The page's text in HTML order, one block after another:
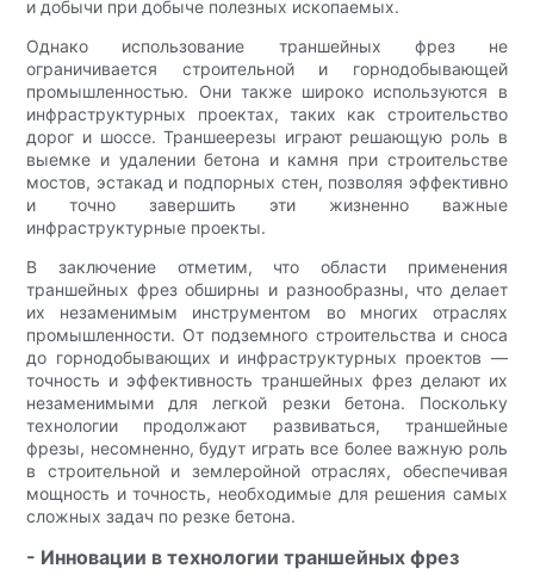
и добычи при добыче полезных ископаемых.
Однако использование траншейных фрез не
ограничивается строительной и горнодобывающей
промышленностью. Они также широко используются в
инфраструктурных проектах, таких как строительство
дорог и шоссе. Траншеерезы играют решающую роль в
выемке и удалении бетона и камня при строительстве
мостов, эстакад и подпорных стен, позволяя эффективно
и точно завершить эти жизненно важные
инфраструктурные проекты.
В заключение отметим, что области применения
траншейных фрез обширны и разнообразны, что делает
их незаменимым инструментом во многих отраслях
промышленности. От подземного строительства и сноса
до горнодобывающих и инфраструктурных проектов —
точность и эффективность траншейных фрез делают их
незаменимыми для легкой резки бетона. Поскольку
технологии продолжают развиваться, траншейные
фрезы, несомненно, будут играть все более важную роль
в строительной и землеройной отраслях, обеспечивая
мощность и точность, необходимые для решения самых
сложных задач по резке бетона.
- Инновации в технологии траншейных фрез